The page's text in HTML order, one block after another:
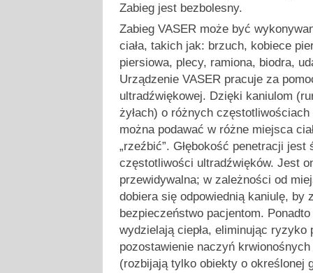
Zabieg jest bezbolesny.
Zabieg VASER może być
ciała, takich jak: brzuch, kobiece
piersiowa, plecy, ramiona, biodra,
Urządzenie VASER pracuje za
ultradźwiękowej. Dzięki kaniulom
żyłach) o różnych częstotliwościach
można podawać w różne miejsca
„rzeźbić”. Głębokość penetracji
częstotliwości ultradźwięków. Jest
przewidywalna; w zależności od
dobiera się odpowiednią kaniulę, by
bezpieczeństwo pacjentom.
wydzielają ciepła, eliminując ryzyko
pozostawienie naczyń
(rozbijają tylko obiekty o określonej